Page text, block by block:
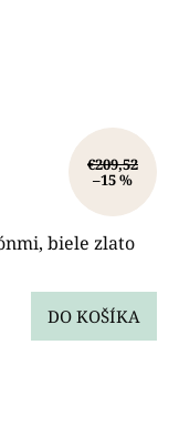
€209,52
–15 %
biele zlato
DO KOŠÍKA